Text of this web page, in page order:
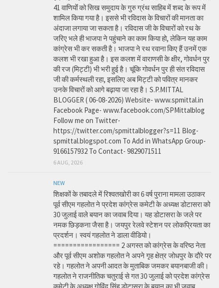
41 वाणियोंं को सिख समुदाय के गुरु ग्रंथ साहिब में शब्द के रूप में
शामिल किया गया है। इससे भी रविदास के विचारों की मानता का
अंदाजा लगाया जा सकता है। रविदास जी के विचारों को रथ के
जरिए भले ही भाजपा ने पहुंचाने का काम किया हो, लेकिन यह काम
कांग्रेस भी कर सकती है। भाजपा ने रथ रवाना किए हैं उनमें एक
कलश भी रखा हुआ है। इस कलश में वाराणसी के क्षीर, गोवर्धन पुर
की रज (मिट्टी) भी भरी हुई है। चूंकि गोवर्धन पुर ही संत रविदास
जी की कर्मस्थली रहा, इसलिए अब मिट्टी को पवित्र मानकर
उनके विचारों को आगे बढ़ाया जा रहा है। S.P.MITTAL
BLOGGER ( 06-08-2026) Website- www.spmittal.in
Facebook Page- www.facebook.com/SPMittalblog
Follow me on Twitter-
https://twitter.com/spmittalblogger?s=11 Blog-
spmittal.blogspot.com To Add in WhatsApp Group-
9166157932 To Contact- 9829071511
6 AUG, 2026
NEW
शिक्षकों के तबादले में रिश्वतखोरी का 6 वर्ष पुराना मामला उठाकर
पूर्व सीएम गहलोत ने प्रदेश कांग्रेस कमेटी के अध्यक्ष डोटासरा को
30 जुलाई वाले बयान का जवाब दिया। यह डोटासरा के जले पर
नमक छिड़कना जैसा है। जयपुर रेलवे स्टेशन पर लोकप्रियता का
प्रदर्शन। स्वयं गहलोत ने डाला वीडियो।
================= 2 अगस्त को कांग्रेस के वरिष्ठ नेता
और पूर्व सीएम अशोक गहलोत ने अपने गृह क्षेत्र जोधपुर के दौरे पर
रहे। गहलोत ने अपनी आदत के मुताबिक जमकर बयानबाजी की।
गहलोत ने राजनीतिक चतुराई से गत 30 जुलाई को प्रदेश कांग्रेस